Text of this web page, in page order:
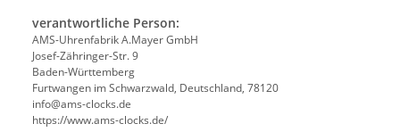
verantwortliche Person:
AMS-Uhrenfabrik A.Mayer GmbH
Josef-Zähringer-Str. 9
Baden-Württemberg
Furtwangen im Schwarzwald, Deutschland, 78120
info@ams-clocks.de
https://www.ams-clocks.de/